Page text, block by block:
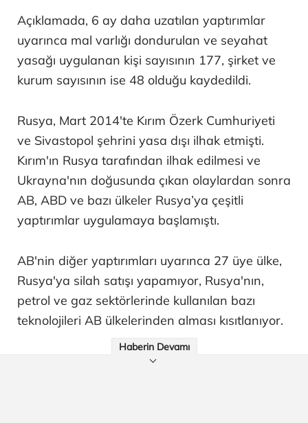
Açıklamada, 6 ay daha uzatılan yaptırımlar
uyarınca mal varlığı dondurulan ve seyahat
yasağı uygulanan kişi sayısının 177, şirket ve
kurum sayısının ise 48 olduğu kaydedildi.
Rusya, Mart 2014'te Kırım Özerk Cumhuriyeti
ve Sivastopol şehrini yasa dışı ilhak etmişti.
Kırım'ın Rusya tarafından ilhak edilmesi ve
Ukrayna'nın doğusunda çıkan olaylardan sonra
AB, ABD ve bazı ülkeler Rusya’ya çeşitli
yaptırımlar uygulamaya başlamıştı.
AB'nin diğer yaptırımları uyarınca 27 üye ülke,
Rusya'ya silah satışı yapamıyor, Rusya'nın,
petrol ve gaz sektörlerinde kullanılan bazı
teknolojileri AB ülkelerinden alması kısıtlanıyor.
Haberin Devamı